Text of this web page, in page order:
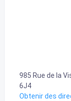
985 Rue de la
6J4
Obtenir des